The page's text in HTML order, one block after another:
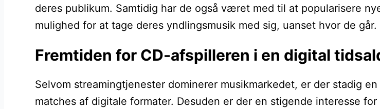
deres publikum. Samtidig har de også været med til at popularisere
mulighed for at tage deres yndlingsmusik med sig, uanset hvor de går.
Fremtiden for CD-afspilleren i en digital
Selvom streamingtjenester dominerer musikmarkedet, er der stadig
matches af digitale formater. Desuden er der en stigende interesse